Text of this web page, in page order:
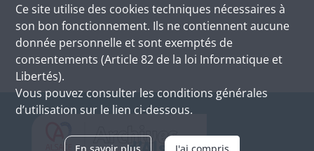
Ce site utilise des cookies techniques nécessaires à
son bon fonctionnement. Ils ne contiennent aucune
donnée personnelle et sont exemptés de
consentements (Article 82 de la loi Informatique et
Libertés).
Vous pouvez consulter les conditions générales
d’utilisation sur le lien ci-dessous.